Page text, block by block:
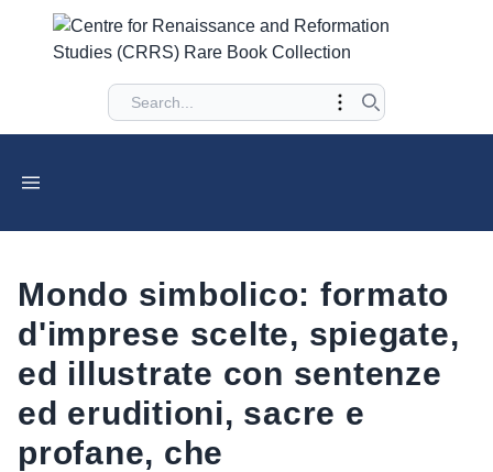
Mondo simbolico: formato
d'imprese scelte, spiegate,
ed illustrate con sentenze
ed eruditioni, sacre e
profane, che